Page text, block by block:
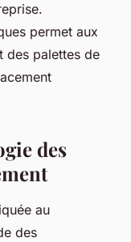
permet aux
des palettes de
des
au
des